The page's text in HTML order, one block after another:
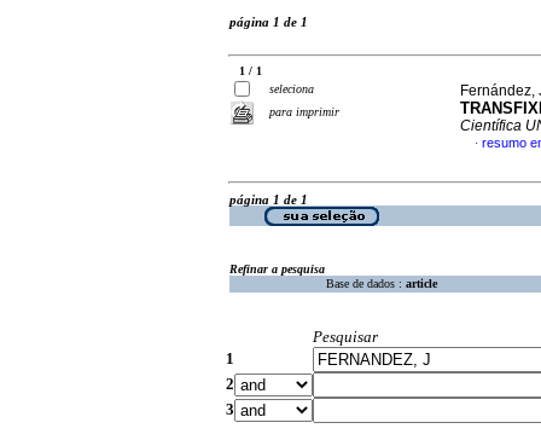
página 1 de 1
1 / 1
seleciona
para imprimir
Científica
· resumo
página 1 de 1
Refinar a pesquisa
Base de dados : article
Pesquisar
1
2
3